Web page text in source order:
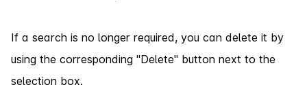
If a search is no longer required, you can delete it by
using the corresponding "Delete" button next to the
selection box.